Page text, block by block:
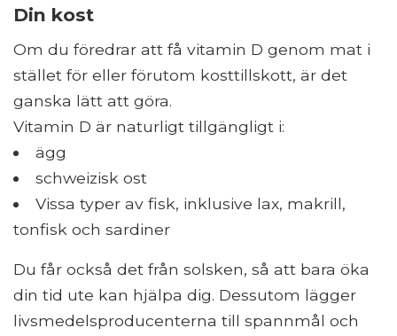
Din kost
Om du föredrar att få vitamin D genom mat i
stället för eller förutom kosttillskott, är det
ganska lätt att göra.
Vitamin D är naturligt tillgängligt i:
ägg
schweizisk ost
Vissa typer av fisk, inklusive lax, makrill,
tonfisk och sardiner
Du får också det från solsken, så att bara öka
din tid ute kan hjälpa dig. Dessutom lägger
livsmedelsproducenterna till spannmål och